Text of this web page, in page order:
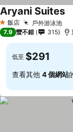
1 星級
飯店 戶外游泳池
Aryani Suites
7.9 蠻不錯 315
低至 $291
查看其他 4 個網站